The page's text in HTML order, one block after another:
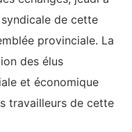
de cette
provinciale. La
des élus
et économique
travailleurs de cette